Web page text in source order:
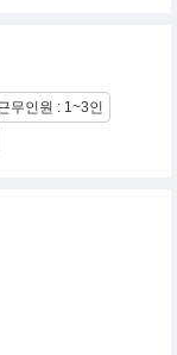
무인원 : 1~3인